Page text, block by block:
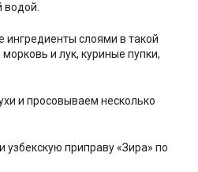
слоями в такой
и лук, куриные пупки,
и просовываем несколько
приправу «Зира» по